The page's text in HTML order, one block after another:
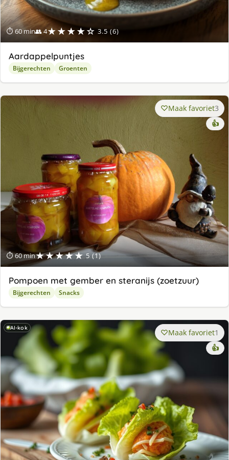
⏱ 60 min👥 4★★★★☆ 3.5 (6)
Aardappelpuntjes
Bijgerechten Groenten
⏱ 60 min★★★★★ 5 (1)
Maak favoriet3
👍
Pompoen met gember en steranijs (zoetzuur)
Bijgerechten Snacks
AI-kok Maak favoriet1
👍